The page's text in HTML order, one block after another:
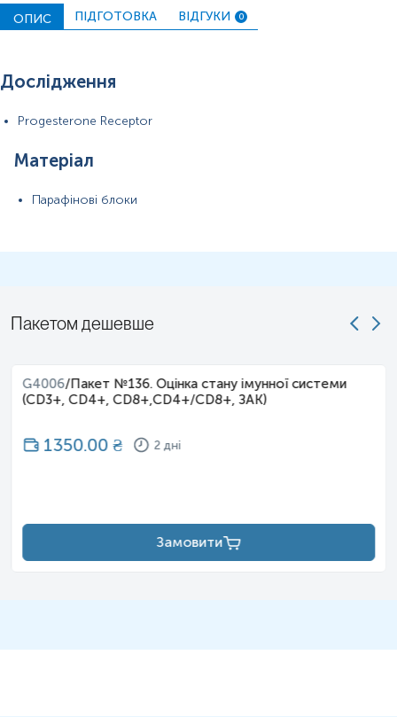
ОПИС ПІДГОТОВКА ВІДГУКИ 0
Дослідження
Progesterone Receptor
Матеріал
Парафінові блоки
Пакетом дешевше
G4006/Пакет №136. Оцінка стану імунної системи
(CD3+, CD4+, CD8+,CD4+/CD8+, ЗАК)
1350.00₴ 2 дні
Замовити